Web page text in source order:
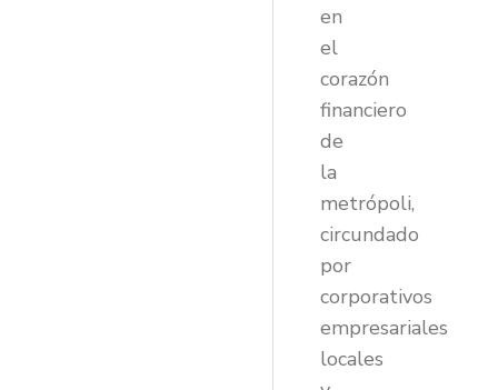
en
el
corazón
financiero
de
la
metrópoli,
circundado
por
corporativos
empresariales
locales